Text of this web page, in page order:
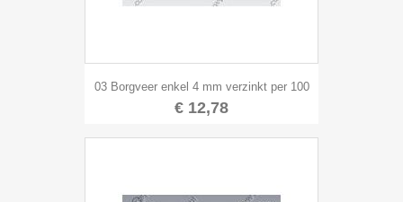
03 Borgveer enkel 4 mm verzinkt per 100
€ 12,78